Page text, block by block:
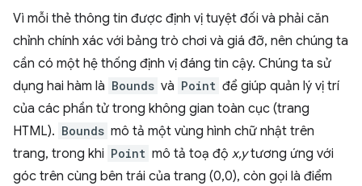
Vì mỗi thẻ thông tin được định vị tuyệt đối và phải căn
chỉnh chính xác với bảng trò chơi và giá đỡ, nên chúng ta
cần có một hệ thống định vị đáng tin cậy. Chúng ta sử
dụng hai hàm là Bounds và Point để giúp quản lý vị trí
của các phần tử trong không gian toàn cục (trang
HTML). Bounds mô tả một vùng hình chữ nhật trên
trang, trong khi Point mô tả toạ độ x,ytương ứng với
góc trên cùng bên trái của trang (0,0), còn gọi là điểm